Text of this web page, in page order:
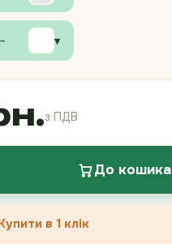
▾
з ПДВ
До кошика
в 1 клік